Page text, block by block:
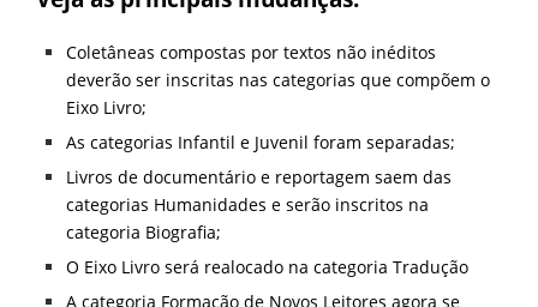
Coletâneas compostas por textos não inéditos
deverão ser inscritas nas categorias que compõem o
Eixo Livro;
As categorias Infantil e Juvenil foram separadas;
Livros de documentário e reportagem saem das
categorias Humanidades e serão inscritos na
categoria Biografia;
O Eixo Livro será realocado na categoria Tradução
A categoria Formação de Novos Leitores agora se